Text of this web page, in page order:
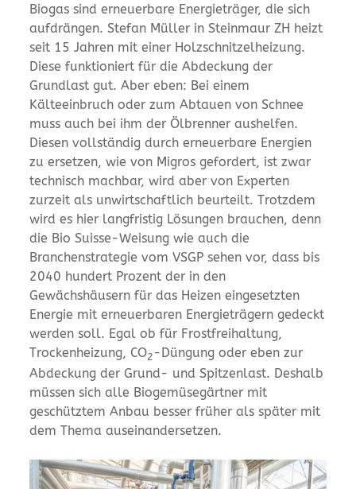
Biogas sind erneuerbare Energieträger, die sich
aufdrängen. Stefan Müller in Steinmaur ZH heizt
seit 15 Jahren mit einer Holzschnitzelheizung.
Diese funktioniert für die Abdeckung der
Grundlast gut. Aber eben: Bei einem
Kälteeinbruch oder zum Abtauen von Schnee
muss auch bei ihm der Ölbrenner aushelfen.
Diesen vollständig durch erneuerbare Energien
zu ersetzen, wie von Migros gefordert, ist zwar
technisch machbar, wird aber von Experten
zurzeit als unwirtschaftlich beurteilt. Trotzdem
wird es hier langfristig Lösungen brauchen, denn
die Bio Suisse-Weisung wie auch die
Branchenstrategie vom VSGP sehen vor, dass bis
2040 hundert Prozent der in den
Gewächshäusern für das Heizen eingesetzten
Energie mit erneuerbaren Energieträgern gedeckt
werden soll. Egal ob für Frostfreihaltung,
Trockenheizung, CO2 -Düngung oder eben zur
Abdeckung der Grund- und Spitzenlast. Deshalb
müssen sich alle Biogemüsegärtner mit
geschütztem Anbau besser früher als später mit
dem Thema auseinandersetzen.